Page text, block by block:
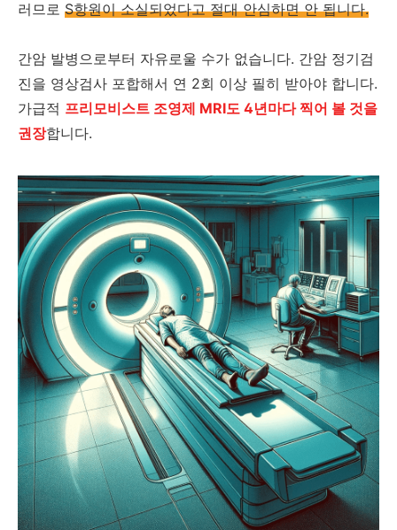
러므로 S항원이 소실되었다고 절대 안심하면 안 됩니다.
간암 발병으로부터 자유로울 수가 없습니다. 간암 정기검
진을 영상검사 포합해서 연 2회 이상 필히 받아야 합니다.
가급적 프리모비스트 조영제 MRI도 4년마다 찍어 볼 것을
권장합니다.